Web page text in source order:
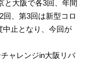
と大阪で各3回、年間
、第3回は新型コロ
中止となり、今回が
ャレンジin大阪リバ